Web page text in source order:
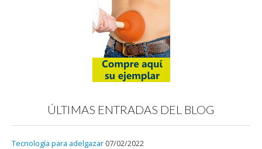
ÚLTIMAS ENTRADAS DEL BLOG
Tecnología para adelgazar 07/02/2022